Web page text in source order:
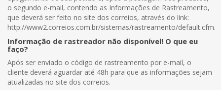
o segundo e-mail, contendo as Informações de Rastreamento,
que deverá ser feito no site dos correios, através do link:
http://www2.correios.com.br/sistemas/rastreamento/default.cfm.
Informação de rastreador não disponível! O que eu
faço?
Após ser enviado o código de rastreamento por e-mail, o
cliente deverá aguardar até 48h para que as informações sejam
atualizadas no site dos correios.